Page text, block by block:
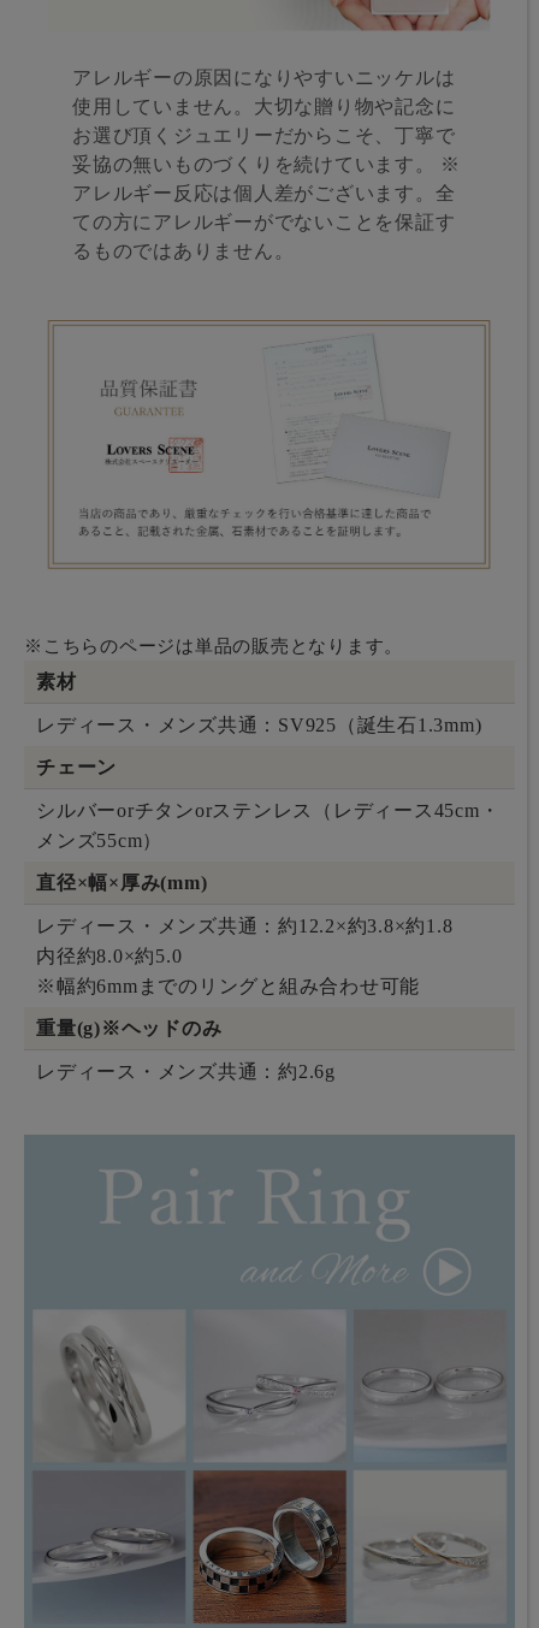
アレルギーの原因になりやすいニッケルは
使用していません。大切な贈り物や記念に
お選び頂くジュエリーだからこそ、丁寧で
妥協の無いものづくりを続けています。 ※
アレルギー反応は個人差がございます。全
ての方にアレルギーがでないことを保証す
るものではありません。
※こちらのページは単品の販売となります。
素材
レディース・メンズ共通：SV925（誕生石1.3mm)
チェーン
シルバーorチタンorステンレス（レディース45cm・
メンズ55cm）
直径×幅×厚み(mm)
レディース・メンズ共通：約12.2×約3.8×約1.8
内径約8.0×約5.0
※幅約6mmまでのリングと組み合わせ可能
重量(g)※ヘッドのみ
レディース・メンズ共通：約2.6g